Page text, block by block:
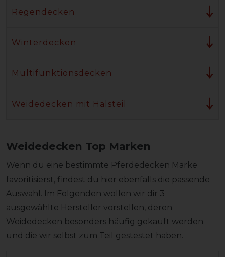
Regendecken
Winterdecken
Multifunktionsdecken
Weidedecken mit Halsteil
Weidedecken Top Marken
Wenn du eine bestimmte Pferdedecken Marke
favoritisierst, findest du hier ebenfalls die passende
Auswahl. Im Folgenden wollen wir dir 3
ausgewählte Hersteller vorstellen, deren
Weidedecken besonders häufig gekauft werden
und die wir selbst zum Teil gestestet haben.